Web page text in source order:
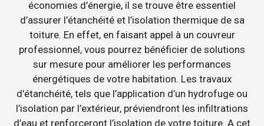
économies d’énergie, il se trouve être essentiel
d’assurer l’étanchéité et l’isolation thermique de sa
toiture. En effet, en faisant appel à un couvreur
professionnel, vous pourrez bénéficier de solutions
sur mesure pour améliorer les performances
énergétiques de votre habitation. Les travaux
d’étanchéité, tels que l’application d’un hydrofuge ou
l’isolation par l’extérieur, préviendront les infiltrations
d’eau et renforceront l’isolation de votre toiture. A cet